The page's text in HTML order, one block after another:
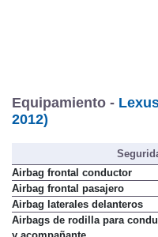
Equipamiento -
2012)
Airbag frontal conductor
Airbag frontal pasajero
Airbag laterales delanteros
Airbags de rodilla para